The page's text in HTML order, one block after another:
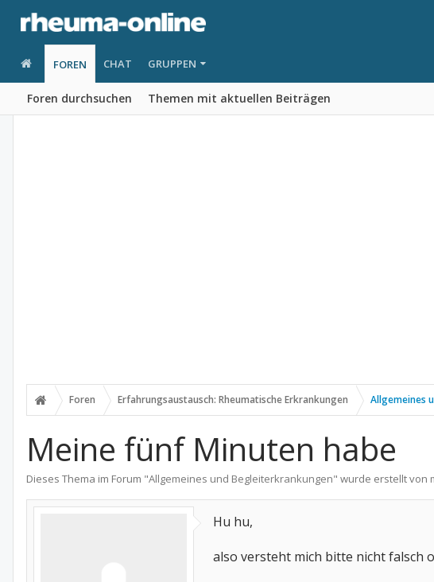
FOREN
Foren durchsuchen Themen mit aktuellen Beiträgen
CHAT GRUPPEN
Foren Erfahrungsaustausch: Rheumatische Erkrankungen Allgemeines
Meine fünf Minuten habe
Dieses Thema im Forum "Allgemeines und Begleiterkrankungen" wurde erstellt von
Hu hu,
also versteht mich bitte nicht falsch